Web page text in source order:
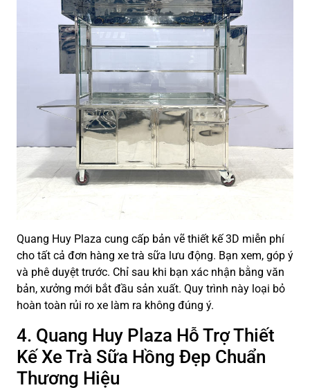
Quang Huy Plaza cung cấp bản vẽ thiết kế 3D miễn phí
cho tất cả đơn hàng xe trà sữa lưu động. Bạn xem, góp ý
và phê duyệt trước. Chỉ sau khi bạn xác nhận bằng văn
bản, xưởng mới bắt đầu sản xuất. Quy trình này loại bỏ
hoàn toàn rủi ro xe làm ra không đúng ý.
4. Quang Huy Plaza Hỗ Trợ Thiết
Kế Xe Trà Sữa Hồng Đẹp Chuẩn
Thương Hiệu